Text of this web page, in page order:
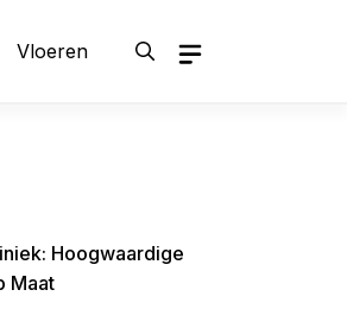
Vloeren
Hoogwaardige
Maat